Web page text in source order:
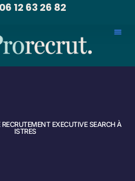
06 12 63 26 82
EXECUTIVE SEARCH À
ISTRES